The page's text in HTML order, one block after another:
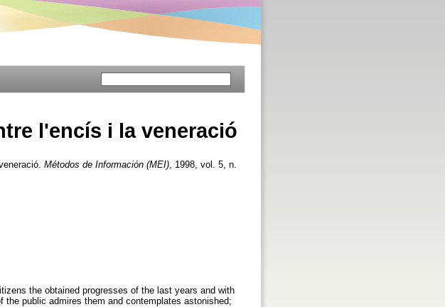
l'encís i la veneració
Métodos de Información (MEI) , 1998, vol. 5, n.
the obtained progresses of the last years and with
public admires them and contemplates astonished;